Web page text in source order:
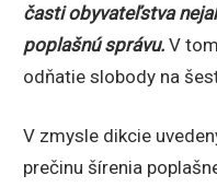
časti obyvateľstva
poplašnú správu. V
odňatie slobody na
V zmysle dikcie
prečinu šírenia